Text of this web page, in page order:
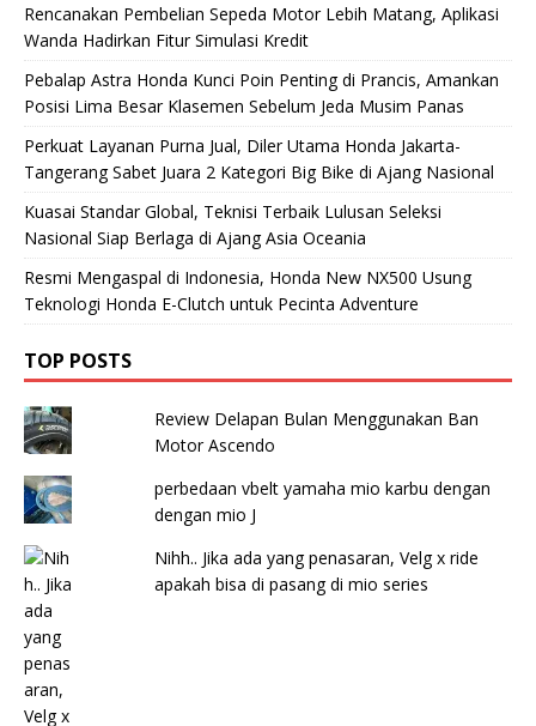
Rencanakan Pembelian Sepeda Motor Lebih Matang, Aplikasi
Wanda Hadirkan Fitur Simulasi Kredit
Pebalap Astra Honda Kunci Poin Penting di Prancis, Amankan
Posisi Lima Besar Klasemen Sebelum Jeda Musim Panas
Perkuat Layanan Purna Jual, Diler Utama Honda Jakarta-
Tangerang Sabet Juara 2 Kategori Big Bike di Ajang Nasional
Kuasai Standar Global, Teknisi Terbaik Lulusan Seleksi
Nasional Siap Berlaga di Ajang Asia Oceania
Resmi Mengaspal di Indonesia, Honda New NX500 Usung
Teknologi Honda E-Clutch untuk Pecinta Adventure
TOP POSTS
Review Delapan Bulan Menggunakan Ban
Motor Ascendo
perbedaan vbelt yamaha mio karbu dengan
dengan mio J
Nihh.. Jika ada yang penasaran, Velg x ride
apakah bisa di pasang di mio series